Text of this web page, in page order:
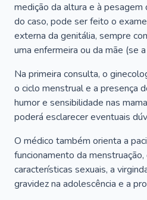
medição da altura e à
do caso, pode ser feito o
externa da genitália, sempre
uma enfermeira ou da mãe (se
Na primeira consulta, o
o ciclo menstrual e a presença
humor e sensibilidade nas
poderá esclarecer eventuais
O médico também orienta a
funcionamento da
características sexuais, a
gravidez na adolescência e a